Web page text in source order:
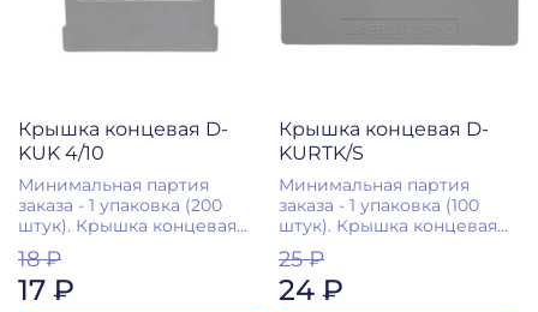
Крышка концевая D-
KUK 4/10
Минимальная партия
заказа - 1 упаковка (200
штук). Крышка концевая...
18 ₽
17 ₽
Крышка концевая D-
KURTK/S
Минимальная партия
заказа - 1 упаковка (100
штук). Крышка концевая...
25 ₽
24 ₽